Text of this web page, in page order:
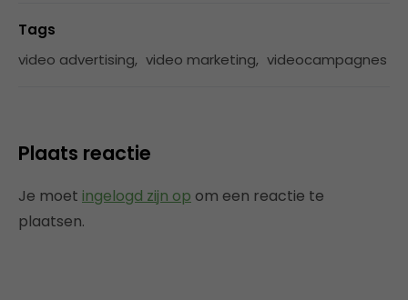
Tags
video advertising, video marketing, videocampagnes
Plaats reactie
Je moet ingelogd zijn op om een reactie te
plaatsen.